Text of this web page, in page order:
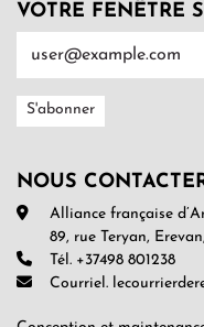
VOTRE FENÊTRE
NOUS
Alliance française
89, rue Teryan,
Tél. +37498 801238
Courriel.